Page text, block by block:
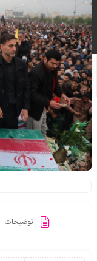
توضیحات